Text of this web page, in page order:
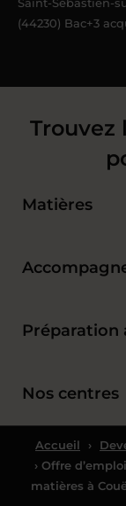
(44230) Bac+3
Trouvez
Matières
Préparation
Nos centres
Accueil ›
› Offre
matières à